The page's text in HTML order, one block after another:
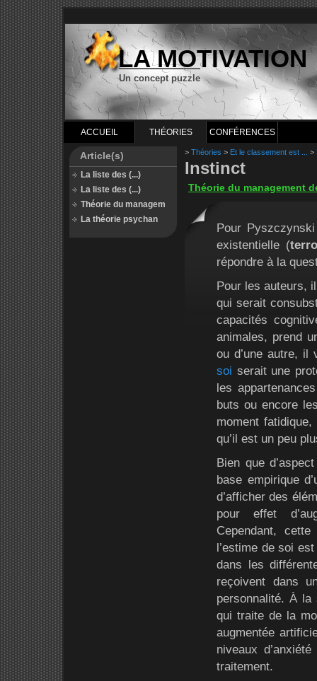
LA MOTIVATION
Un concept puzzle
ACCUEIL THÉORIES CONFÉRENCES
Article(s)
La liste des (...)
La liste des (...)
Théorie du managem
La théorie psychan
> Théories > Et le classement est ... >
Instinct
Théorie du management
Pour
existentielle (
répondre à la
Pour les auteurs,
qui serait
capacités
animales, prend
ou d’une autre,
soi serait une
les
buts ou encore
moment
qu’il est un peu
Bien que
base empirique
d’afficher des
pour effet
Cependant,
l’estime de soi
dans les
reçoivent dans
personnalité. À
qui traite de la
augmentée
niveaux
traitement.